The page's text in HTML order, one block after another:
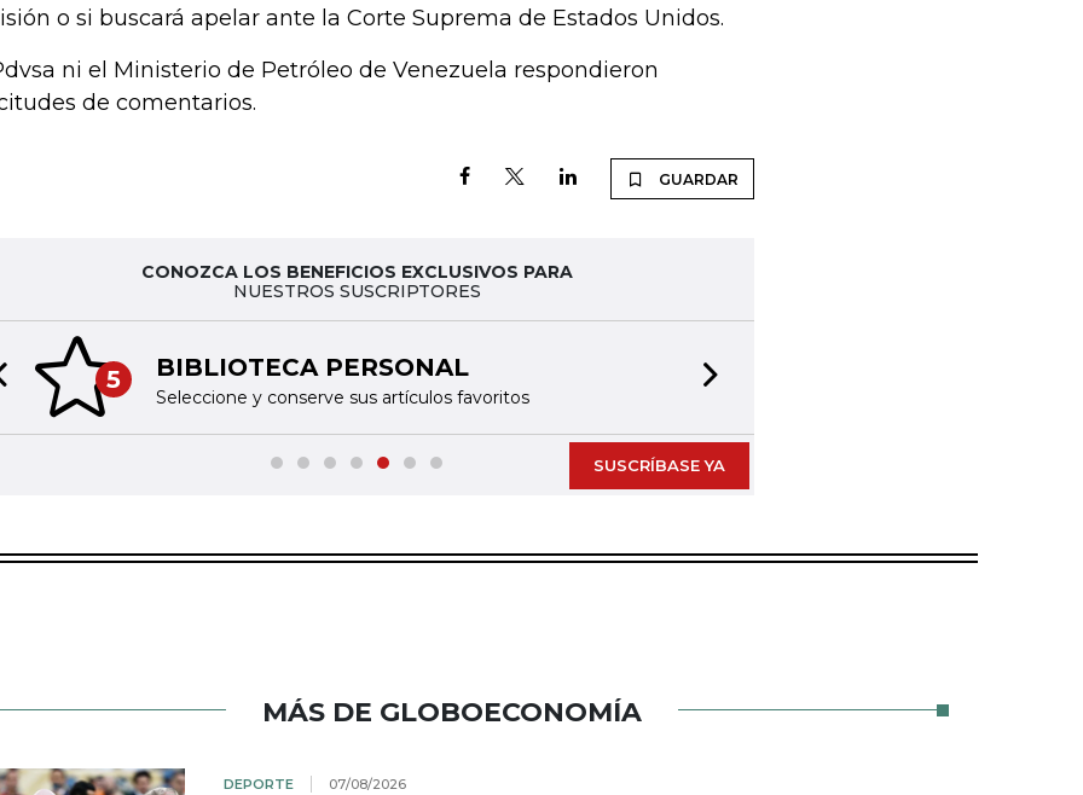
o si buscará apelar ante la Corte Suprema de Estados Unidos.
ni el Ministerio de Petróleo de Venezuela respondieron
de comentarios.
GUARDAR
CONOZCA LOS BENEFICIOS EXCLUSIVOS PARA
NUESTROS SUSCRIPTORES
5 BIBLIOTECA PERSONAL
Seleccione y conserve sus artículos favoritos
slide
SUSCRÍBASE YA
MÁS DE GLOBOECONOMÍA
DEPORTE 07/08/2026